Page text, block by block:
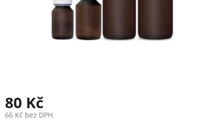
80 Kč
66 Kč bez DPH